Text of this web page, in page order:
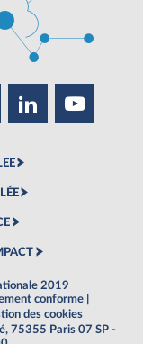
2019
conforme
des cookies
75355 Paris 07 SP -